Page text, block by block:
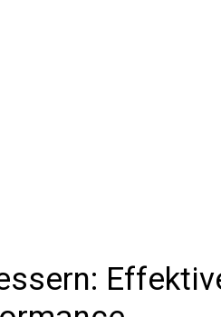
Produkte im Sale bei